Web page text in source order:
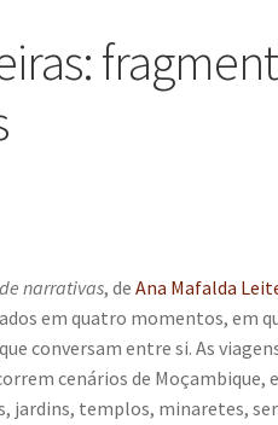
de narrativas, deAna Mafalda
em quatro momentos, em
conversam entre si. As
cenários de Moçambique,
jardins, templos, minaretes,